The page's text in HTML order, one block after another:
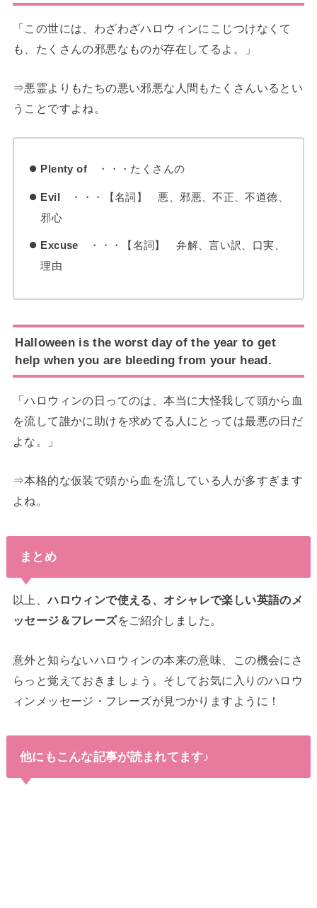
「この世には、わざわざハロウィンにこじつけなくて
も、たくさんの邪悪なものが存在してるよ。」
⇒悪霊よりもたちの悪い邪悪な人間もたくさんいるとい
うことですよね。
Plenty of・・・たくさんの
Evil
・・・【名詞】 悪、邪悪、不正、不道徳、
邪心
Excuse
・・・【名詞】 弁解、言い訳、口実、
理由
Halloween is the worst day of the year to get
help when you are bleeding from your head.
「ハロウィンの日ってのは、本当に大怪我して頭から血
を流して誰かに助けを求めてる人にとっては最悪の日だ
よな。」
⇒本格的な仮装で頭から血を流している人が多すぎます
よね。
まとめ
以上、ハロウィンで使える、オシャレで楽しい英語のメ
ッセージ＆フレーズをご紹介しました。
意外と知らないハロウィンの本来の意味、この機会にさ
らっと覚えておきましょう。そしてお気に入りのハロウ
ィンメッセージ・フレーズが見つかりますように！
他にもこんな記事が読まれてます♪